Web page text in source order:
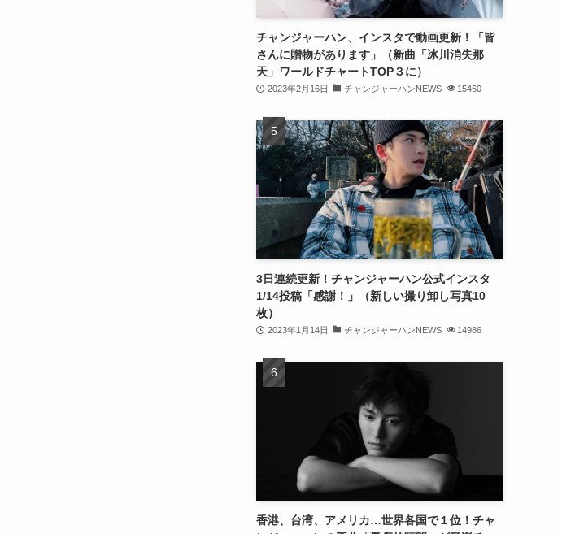
(31)
(28)
(32)
(31)
(30)
(32)
(30)
(32)
(32)
(26)
(23)
(13)
(8)
チャンジャーハン、インスタで動画更新！「皆
さんに贈物があります」（新曲「冰川消失那
天」ワールドチャートTOP３に）
2023年2月16日 チャンジャーハンNEWS 15460
3日連続更新！チャンジャーハン公式インスタ
1/14投稿「感謝！」（新しい撮り卸し写真10
枚）
2023年1月14日 チャンジャーハンNEWS 14986
香港、台湾、アメリカ…世界各国で１位！チャ